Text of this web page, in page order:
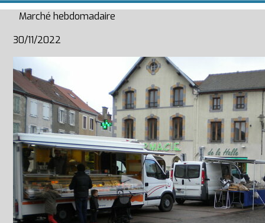
Marché hebdomadaire
30/11/2022